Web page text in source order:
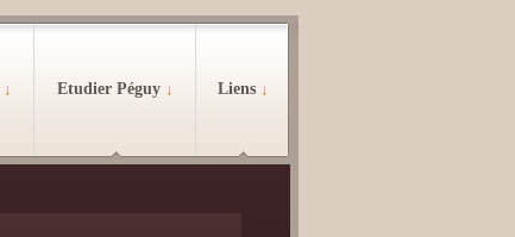
↓ Etudier Péguy ↓ Liens ↓